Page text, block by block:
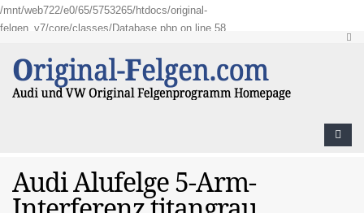
/mnt/web722/e0/65/5753265/htdocs/original-
felgen_v7/core/classes/Database.php on line 58
Audi Alufelge 5-Arm-